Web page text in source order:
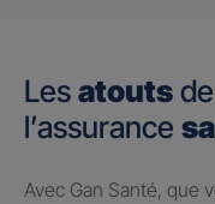
Les atouts de
l’assurance
Avec Gan Santé, que